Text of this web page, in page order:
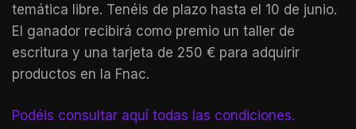
temática libre. Tenéis de plazo hasta el 10 de junio.
El ganador recibirá como premio un taller de
escritura y una tarjeta de 250 € para adquirir
productos en la Fnac.
Podéis consultar aquí todas las condiciones.